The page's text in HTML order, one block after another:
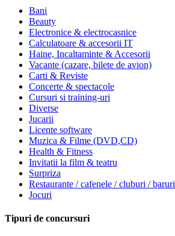
Bani
Beauty
Electronice & electrocasnice
Calculatoare & accesorii IT
Haine, Incaltaminte & Accesorii
Vacante (cazare, bilete de avion)
Carti & Reviste
Concerte & spectacole
Cursuri si training-uri
Diverse
Jucarii
Licente software
Muzica & Filme (DVD,CD)
Health & Fitness
Invitatii la film & teatru
Surpriza
Restaurante / cafenele / cluburi / baruri
Jocuri
Tipuri de concursuri